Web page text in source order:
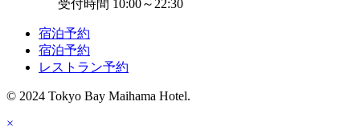
受付時間 10:00～22:30
宿泊予約
宿泊予約
レストラン予約
© 2024 Tokyo Bay Maihama Hotel.
×